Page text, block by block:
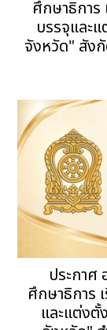
ศึกษาธิการ
บรรจุและ
จังหวัด" สัง
ประกาศ
ศึกษาธิการ
และแต่งตั้